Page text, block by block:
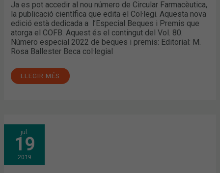
Ja es pot accedir al nou número de Circular Farmacèutica,
la publicació científica que edita el Col·legi. Aquesta nova
edició està dedicada a l’Especial Beques i Premis que
atorga el COFB. Aquest és el contingut del Vol. 80.
Número especial 2022 de beques i premis: Editorial: M.
Rosa Ballester Beca col·legial
LLEGIR MÉS
jul.
19
2019
COM
INTERPRETAR
LA
INFORMACIÓ
DE
L’ENVÀS
DEL